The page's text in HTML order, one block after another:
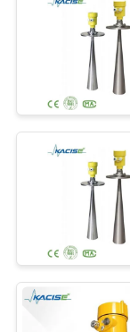
TỨC
TẤT
TRƯỜNG
HỢP
Cảm
siêu